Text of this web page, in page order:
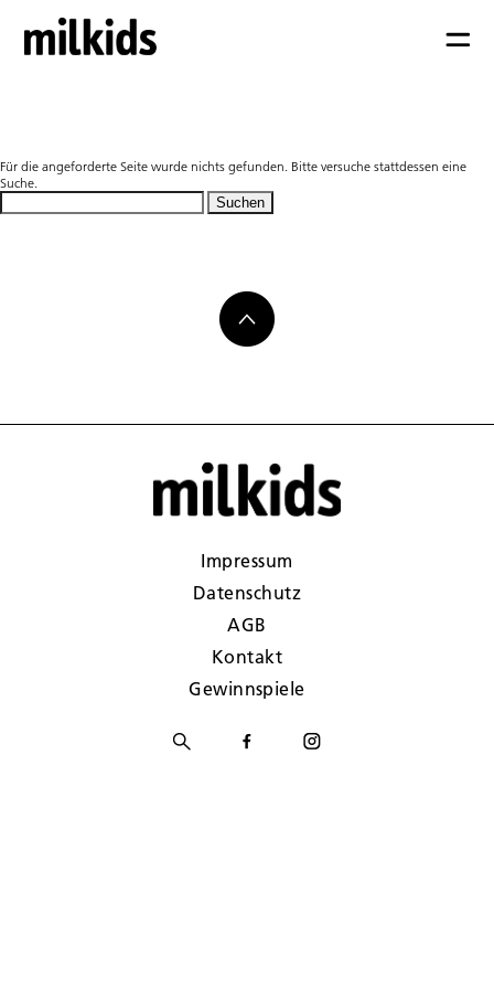
Für die angeforderte Seite wurde nichts gefunden. Bitte versuche stattdessen eine
Suche.
Suchen
nach:
Impressum
Datenschutz
AGB
Kontakt
Gewinnspiele